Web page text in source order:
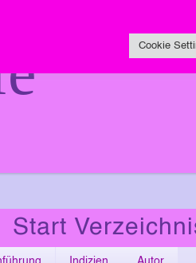
Start
Cookie